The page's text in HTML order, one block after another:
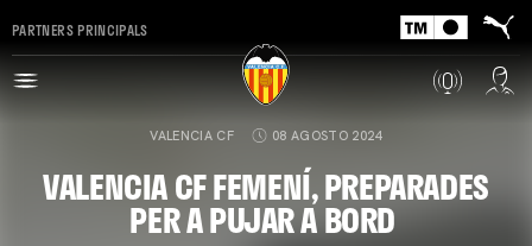
PARTNERS PRINCIPALS
VALENCIA CF 08 AGOSTO 2024
VALENCIA CF FEMENÍ, PREPARADES
PER A PUJAR A BORD